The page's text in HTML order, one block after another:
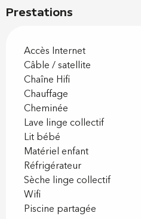
Prestations
Accès Internet
Câble / satellite
Chaîne Hifi
Chauffage
Cheminée
Lave linge collectif
Lit bébé
Matériel enfant
Réfrigérateur
Sèche linge collectif
Wifi
Piscine partagée